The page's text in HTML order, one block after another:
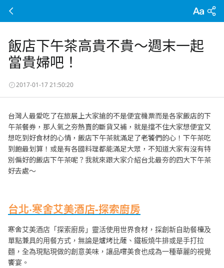
飯店下午茶高貴不貴～週末一起
當貴婦吧！
2017-01-17 21:50:20
台灣人最愛吃了在旅展上大家搶的不是便宜機票而是各家飯店的下
午茶餐券，那人氣之夯熱賣的斷貨又補，就是擋不住大家想便宜又
想吃到好食材的心情，飯店下午茶就滿足了老饕們的心！下午茶吃
到飽最划算！或是有各國料理都能滿足大眾，不知道大家有沒有特
別偏好的飯店下午茶呢？我就來跟大家介紹台北最夯的四大下午茶
好去處～
台北‧寒舍艾美酒店-探索廚房
寒舍艾美酒店「探索廚房」靈活使用世界食材，採創新自助餐檯及
單點兼具的用餐方式，無論是爐烤比薩、鐵板燒牛排或是手打拉
麵，全為現點現做的創意美味，讓品嚐美食也成為一種華麗的視覺
饗宴。